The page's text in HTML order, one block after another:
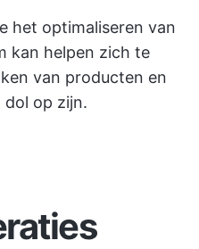
het optimaliseren van
kan helpen zich te
van producten en
dol op zijn.